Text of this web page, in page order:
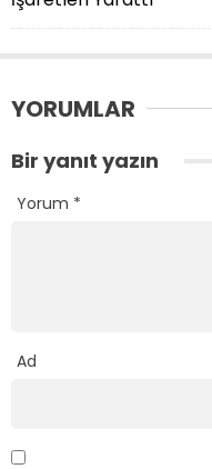
YORUMLAR
Bir yanıt yazın
Yorum *
Ad